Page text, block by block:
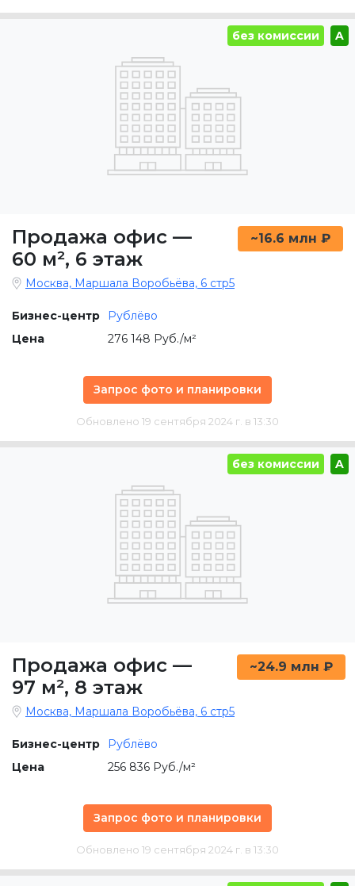
без комиссии A
Продажа офис —
60 м², 6 этаж
~16.6 млн ₽
Москва, Маршала Воробьёва, 6 стр5
Бизнес-центр
Рублёво
Цена
276 148 Руб./м²
Запрос фото и планировки
Обновлено 19 сентября 2024 г. в 13:30
без комиссии A
Продажа офис —
97 м², 8 этаж
~24.9 млн ₽
Москва, Маршала Воробьёва, 6 стр5
Бизнес-центр
Рублёво
Цена
256 836 Руб./м²
Запрос фото и планировки
Обновлено 19 сентября 2024 г. в 13:30